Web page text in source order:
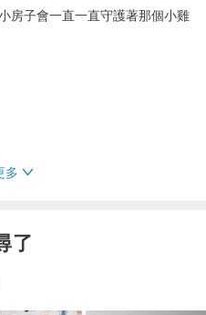
房子會一直一直守護著那個小雞
多
了